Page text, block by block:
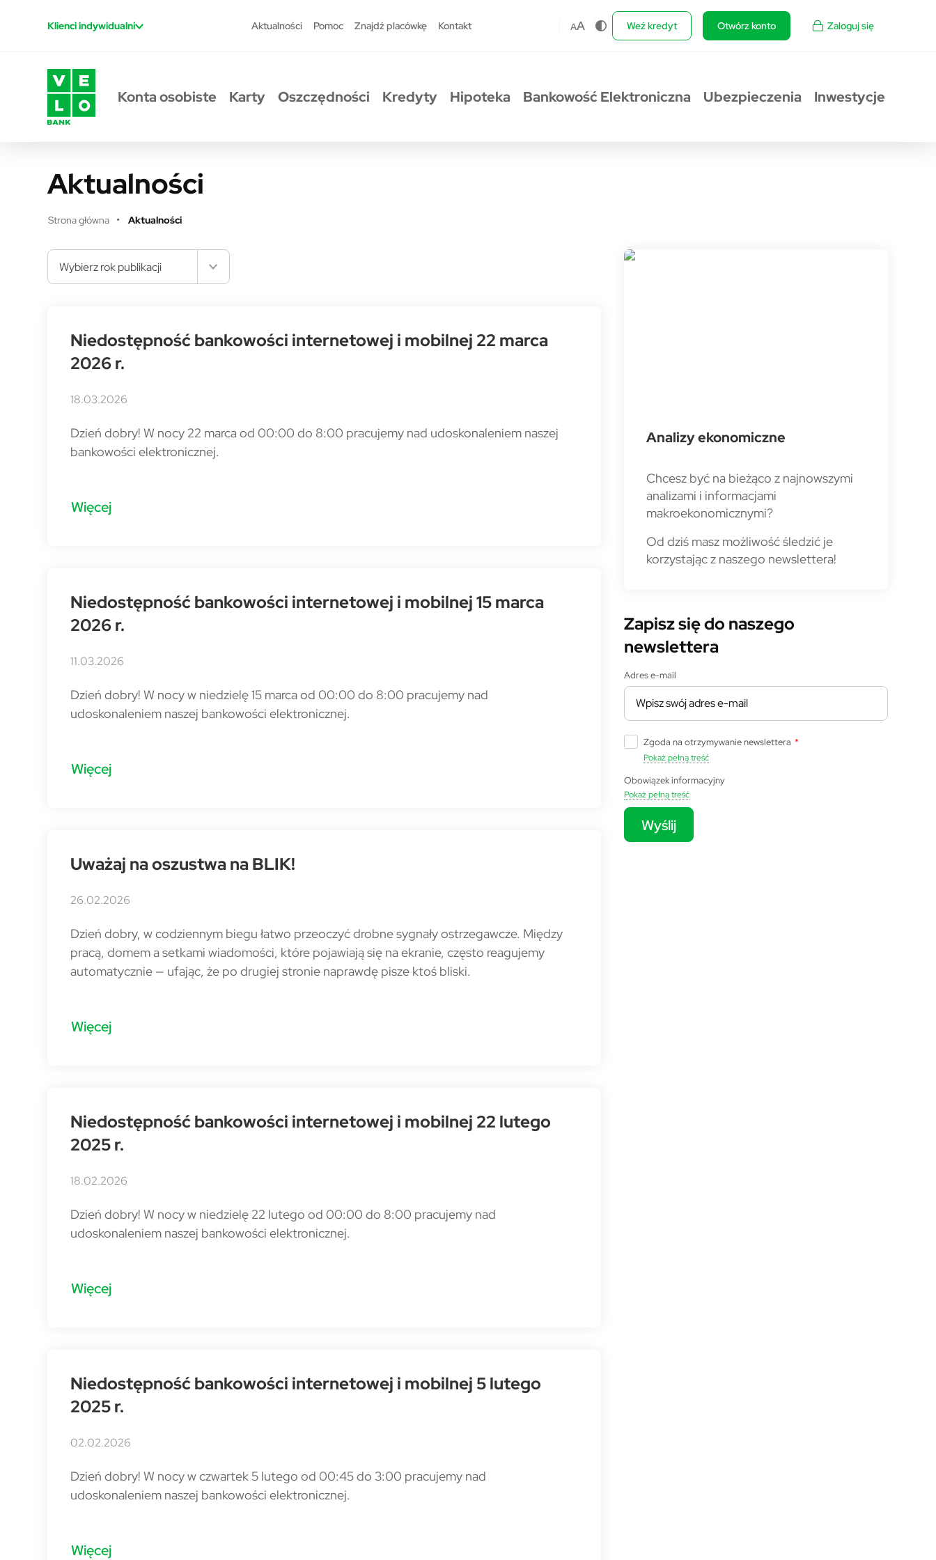
Klienci indywidualni Aktualności Pomoc Znajdź placówkę Kontakt AA Weź kredyt Otwórz konto Zaloguj się
Konta osobiste Karty Oszczędności Kredyty Hipoteka Bankowość Elektroniczna Ubezpieczenia Inwestycje
Aktualności
Strona główna Aktualności
Wybierz rok publikacji
Niedostępność bankowości internetowej i mobilnej 22 marca
2026 r.
18.03.2026
Dzień dobry! W nocy 22 marca od 00:00 do 8:00 pracujemy nad udoskonaleniem naszej
bankowości elektronicznej.
Więcej
Niedostępność bankowości internetowej i mobilnej 15 marca
2026 r.
11.03.2026
Dzień dobry! W nocy w niedzielę 15 marca od 00:00 do 8:00 pracujemy nad
udoskonaleniem naszej bankowości elektronicznej.
Więcej
Uważaj na oszustwa na BLIK!
26.02.2026
Dzień dobry, w codziennym biegu łatwo przeoczyć drobne sygnały ostrzegawcze. Między
pracą, domem a setkami wiadomości, które pojawiają się na ekranie, często reagujemy
automatycznie — ufając, że po drugiej stronie naprawdę pisze ktoś bliski.
Więcej
Niedostępność bankowości internetowej i mobilnej 22 lutego
2025 r.
18.02.2026
Dzień dobry! W nocy w niedzielę 22 lutego od 00:00 do 8:00 pracujemy nad
udoskonaleniem naszej bankowości elektronicznej.
Więcej
Niedostępność bankowości internetowej i mobilnej 5 lutego
2025 r.
02.02.2026
Dzień dobry! W nocy w czwartek 5 lutego od 00:45 do 3:00 pracujemy nad
udoskonaleniem naszej bankowości elektronicznej.
Więcej
Analizy ekonomiczne
Chcesz być na bieżąco z najnowszymi
analizami i informacjami
makroekonomicznymi?
Od dziś masz możliwość śledzić je
korzystając z naszego newslettera!
Zapisz się do naszego
newslettera
Adres e-mail
Zgoda na otrzymywanie newslettera *
Pokaż pełną treść
Obowiązek informacyjny
Pokaż pełną treść
Wyślij